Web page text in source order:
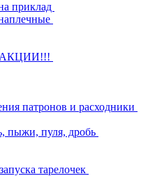
приклад
АКЦИИ!!!
патронов и расходники
пыжи, пуля, дробь
тарелочек